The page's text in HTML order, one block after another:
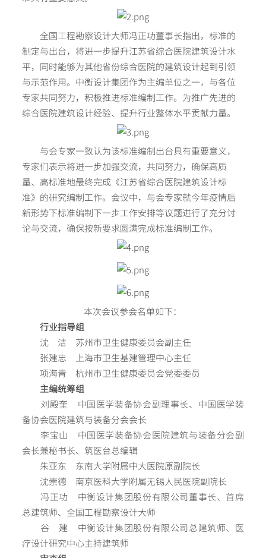
全国工程勘察设计大师冯正功董事长指出，标准的
制定与出台，将进一步提升江苏省综合医院建筑设计水
平，同时能够为其他省份综合医院的建筑设计起到引领
与示范作用。中衡设计集团作为主编单位之一，与各位
专家共同努力，积极推进标准编制工作。为推广先进的
综合医院建筑设计经验、提升行业整体水平贡献力量。
与会专家一致认为该标准编制出台具有重要意义，
专家们表示将进一步加强交流，共同努力，确保高质
量、高标准地最终完成《江苏省综合医院建筑设计标
准》的研究编制工作。会议中，与会专家就今年疫情后
新形势下标准编制下一步工作安排等议题进行了充分讨
论与交流，确保按新要求圆满完成标准编制工作。
本次会议参会名单如下：
行业指导组
沈 洁 苏州市卫生健康委员会副主任
张建忠 上海市卫生基建管理中心主任
项海青 杭州市卫生健康委员会党委委员
主编统筹组
刘殿奎 中国医学装备协会副理事长、中国医学装
备协会医院建筑与装备分会会长
李宝山 中国医学装备协会医院建筑与装备分会副
会长兼秘书长、筑医台总编辑
朱亚东 东南大学附属中大医院原副院长
沈崇德 南京医科大学附属无锡人民医院副院长
冯正功 中衡设计集团股份有限公司董事长、首席
总建筑师、全国工程勘察设计大师
谷 建 中衡设计集团股份有限公司总建筑师、医
疗设计研究中心主持建筑师